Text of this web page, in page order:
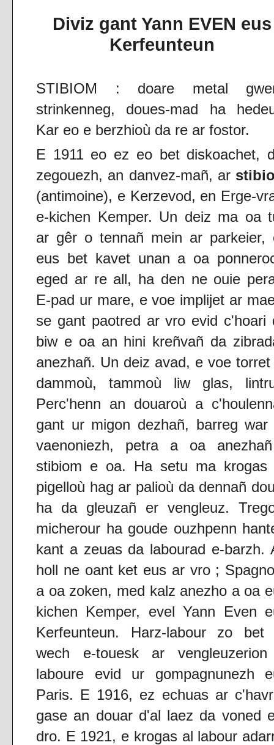
Diviz gant Yann EVEN eus
Kerfeunteun
STIBIOM : doare metal
strinkenneg, doues-mad ha
Kar eo e berzhioù da re ar fostor.
E 1911 eo ez eo bet diskoachet,
zegouezh, an danvez-mañ, ar
(antimoine), e Kerzevod, en Erge-
e-kichen Kemper. Un deiz ma oa
ar gêr o tennañ mein ar parkeier,
eus bet kavet unan a oa
eged ar re all, ha den ne ouie
E-pad ur mare, e voe implijet ar
se gant paotred ar vro evid c'hoari
biw e oa an hini kreñvañ da
anezhañ. Un deiz avad, e voe torret
dammoù, tammoù liw glas,
Perc'henn an douaroù a
gant ur migon dezhañ, barreg war
vaenoniezh, petra a oa
stibiom e oa. Ha setu ma krogas
pigelloù hag ar palioù da dennañ
ha da gleuzañ er vengleuz.
micherour ha goude ouzhpenn
kant a zeuas da labourad e-barzh.
holl ne oant ket eus ar vro ;
a oa zoken, med kalz anezho a oa
kichen Kemper, evel Yann Even
Kerfeunteun. Harz-labour zo bet
wech e-touesk ar
laboure evid ur gompagnunezh
Paris. E 1916, ez echuas ar
gase an douar d'al laez da voned
dro. E 1921, e krogas al labour